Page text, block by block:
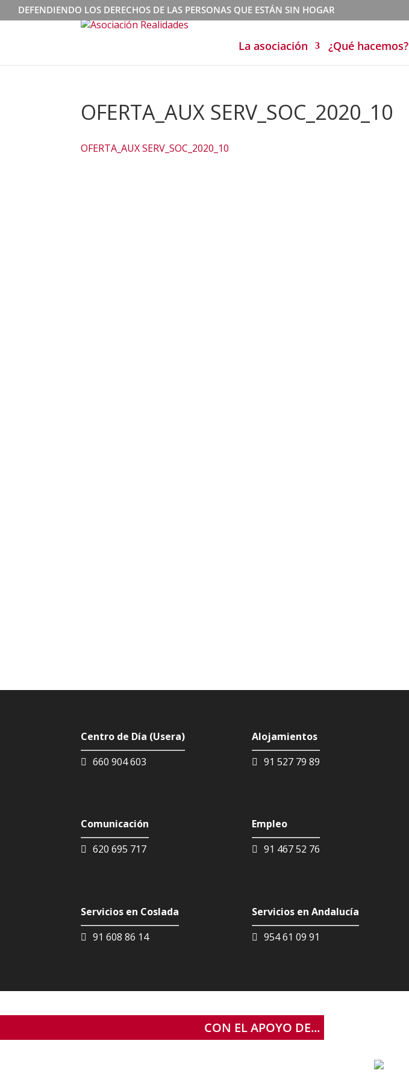
DEFENDIENDO LOS DERECHOS DE LAS PERSONAS QUE ESTÁN SIN HOGAR
La asociación ¿Qué hacemos?
OFERTA_AUX SERV_SOC_2020_10
OFERTA_AUX SERV_SOC_2020_10
Centro de Día (Usera)
660 904 603
Comunicación
620 695 717
Servicios en Coslada
91 608 86 14
Alojamientos
91 527 79 89
Empleo
91 467 52 76
Servicios en Andalucía
954 61 09 91
CON EL APOYO DE...